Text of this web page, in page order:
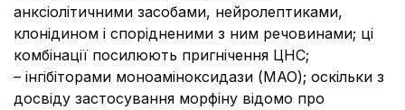
анксіолітичними засобами, нейролептиками,
клонідином і спорідненими з ним речовинами; ці
комбінації посилюють пригнічення ЦНС;
– інгібіторами моноаміноксидази (MAO); оскільки з
досвіду застосування морфіну відомо про